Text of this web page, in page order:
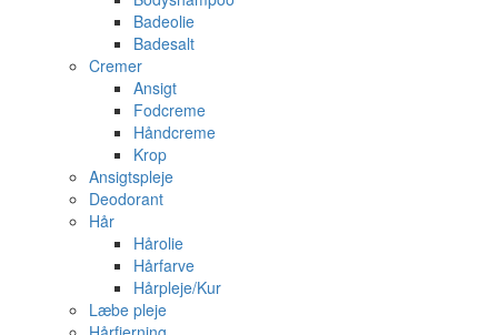
Badeolie
Badesalt
Cremer
Ansigt
Fodcreme
Håndcreme
Krop
Ansigtspleje
Deodorant
Hår
Hårolie
Hårfarve
Hårpleje/Kur
Læbe pleje